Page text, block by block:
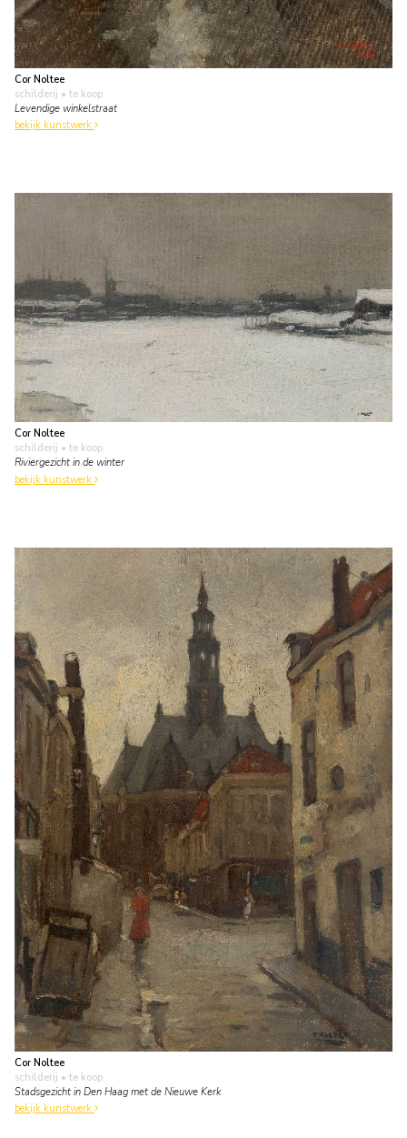
Cor Noltee
schilderij • te koop
Levendige winkelstraat
bekijk kunstwerk
Cor Noltee
schilderij • te koop
Riviergezicht in de winter
bekijk kunstwerk
Cor Noltee
schilderij • te koop
Stadsgezicht in Den Haag met de Nieuwe Kerk
bekijk kunstwerk